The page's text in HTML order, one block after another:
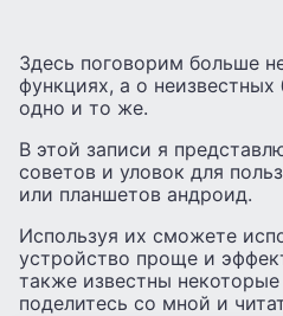
Здесь поговорим больше
функциях, а о неизвестных
одно и то же.
В этой записи я
советов и уловок для
или планшетов андроид.
Используя их сможете
устройство проще и
также известны
поделитесь со мной и